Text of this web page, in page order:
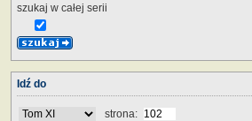
szukaj w całej serii
Idź do
strona: